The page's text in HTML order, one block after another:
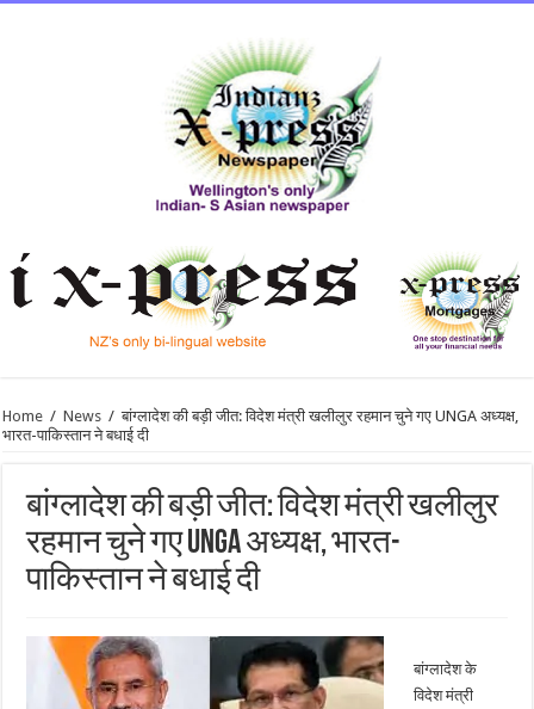
Home / News / बांग्लादेश की बड़ी जीत: विदेश मंत्री खलीलुर रहमान चुने गए UNGA अध्यक्ष,
भारत-पाकिस्तान ने बधाई दी
बांग्लादेश की बड़ी जीत: विदेश मंत्री खलीलुर
रहमान चुने गए UNGA अध्यक्ष, भारत-
पाकिस्तान ने बधाई दी
बांग्लादेश के
विदेश मंत्री